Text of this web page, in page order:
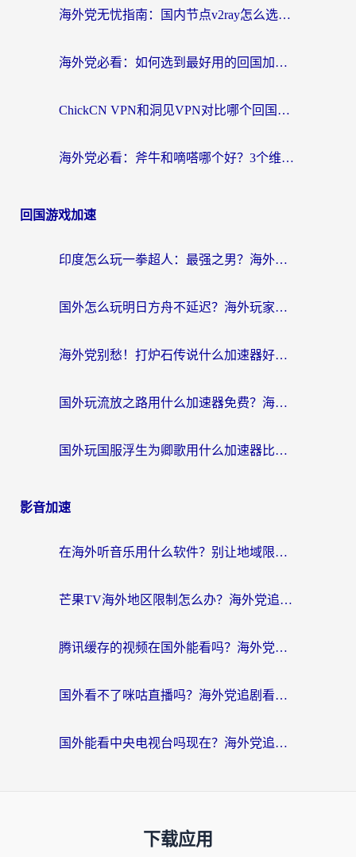
海外党无忧指南：国内节点v2ray怎么选？一键回国VPN+多场景实测帮你避坑
海外党必看：如何选到最好用的回国加速器？从节点到售后的全维度指南
ChickCN VPN和洞见VPN对比哪个回国效果更好？海外党亲测3款加速器+避坑指南
海外党必看：斧牛和嘀嗒哪个好？3个维度教你选对回国加速器
回国游戏加速
印度怎么玩一拳超人：最强之男？海外党国服游戏加速避坑指南
国外怎么玩明日方舟不延迟？海外玩家国服游戏加速终极指南（附DNF梦幻诛仙解决方案）
海外党别愁！打炉石传说什么加速器好用？3个实用技巧解决国服游戏卡顿
国外玩流放之路用什么加速器免费？海外党亲测有效的国服游戏加速指南
国外玩国服浮生为卿歌用什么加速器比较好？海外党亲测不踩坑指南
影音加速
在海外听音乐用什么软件？别让地域限制断了你的华语歌单
芒果TV海外地区限制怎么办？海外党追剧看片的实用加速器选择指南
腾讯缓存的视频在国外能看吗？海外党追剧看片的终极解决方案
国外看不了咪咕直播吗？海外党追剧看片的加速器选择指南
国外能看中央电视台吗现在？海外党追剧看央视的实用指南
下载应用